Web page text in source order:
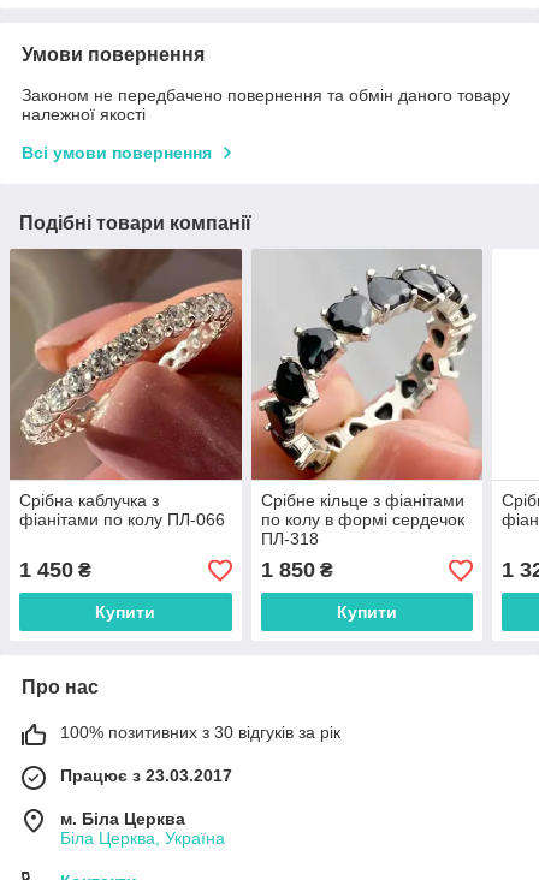
Умови повернення
Законом не передбачено повернення та обмін даного товару
належної якості
Всі умови повернення
Подібні товари компанії
Срібна каблучка з
фіанітами по колу ПЛ-066
1 450 ₴
Купити
Срібне кільце з фіанітами
по колу в формі сердечок
ПЛ-318
1 850₴
Купити
1
Про нас
100% позитивних з 30 відгуків за рік
Працює з 23.03.2017
м. Біла Церква
Біла Церква, Україна